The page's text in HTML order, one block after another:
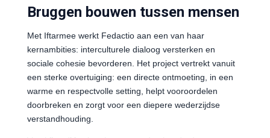
Bruggen bouwen tussen mensen
Met Iftarmee werkt Fedactio aan een van haar
kernambities: interculturele dialoog versterken en
sociale cohesie bevorderen. Het project vertrekt vanuit
een sterke overtuiging: een directe ontmoeting, in een
warme en respectvolle setting, helpt vooroordelen
doorbreken en zorgt voor een diepere wederzijdse
verstandhouding.